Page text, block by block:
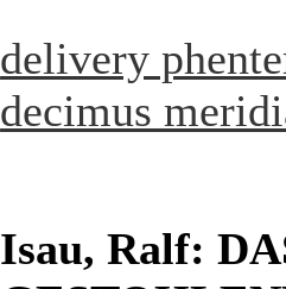
delivery
decimus
Isau, Ralf: